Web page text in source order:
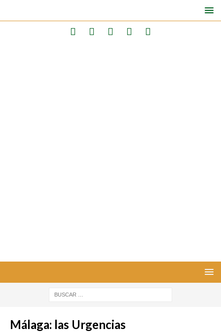
Málaga: las Urgencias